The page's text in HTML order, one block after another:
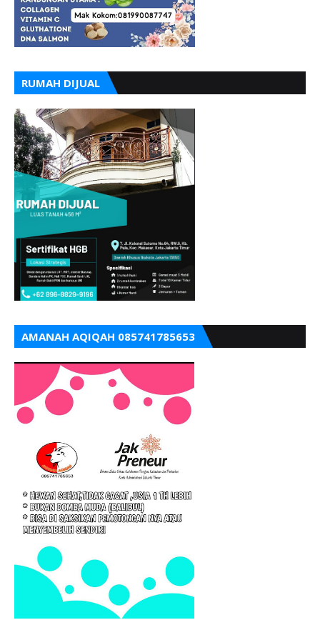
RUMAH DIJUAL
AMANAH AQIQAH 085741785653